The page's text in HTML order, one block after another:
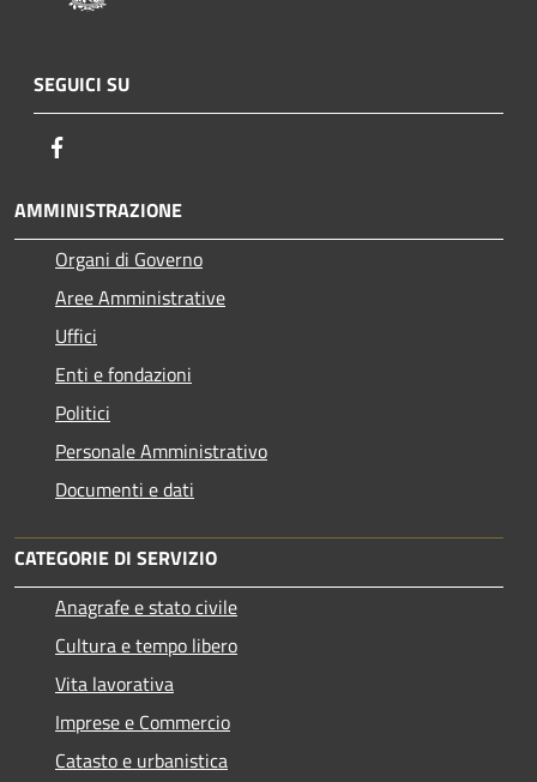
SEGUICI SU
AMMINISTRAZIONE
Organi di Governo
Aree Amministrative
Uffici
Enti e fondazioni
Politici
Personale Amministrativo
Documenti e dati
CATEGORIE DI SERVIZIO
Anagrafe e stato civile
Cultura e tempo libero
Vita lavorativa
Imprese e Commercio
Catasto e urbanistica